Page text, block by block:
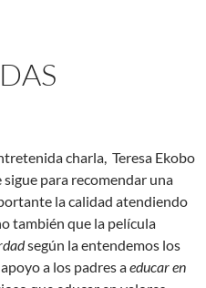
charla, Teresa Ekobo
para recomendar una
la calidad atendiendo
también que la película
según la entendemos los
a los padres aeducar en